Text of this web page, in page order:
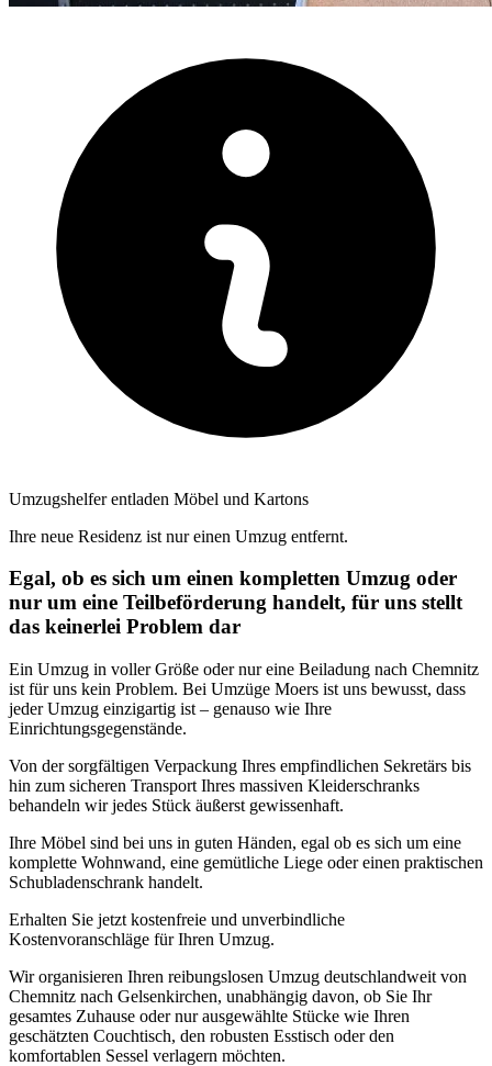
Umzugshelfer entladen Möbel und Kartons
Ihre neue Residenz ist nur einen Umzug entfernt.
Egal, ob es sich um einen kompletten Umzug oder
nur um eine Teilbeförderung handelt, für uns stellt
das keinerlei Problem dar
Ein Umzug in voller Größe oder nur eine Beiladung nach Chemnitz
ist für uns kein Problem. Bei Umzüge Moers ist uns bewusst, dass
jeder Umzug einzigartig ist – genauso wie Ihre
Einrichtungsgegenstände.
Von der sorgfältigen Verpackung Ihres empfindlichen Sekretärs bis
hin zum sicheren Transport Ihres massiven Kleiderschranks
behandeln wir jedes Stück äußerst gewissenhaft.
Ihre Möbel sind bei uns in guten Händen, egal ob es sich um eine
komplette Wohnwand, eine gemütliche Liege oder einen praktischen
Schubladenschrank handelt.
Erhalten Sie jetzt kostenfreie und unverbindliche
Kostenvoranschläge für Ihren Umzug.
Wir organisieren Ihren reibungslosen Umzug deutschlandweit von
Chemnitz nach Gelsenkirchen, unabhängig davon, ob Sie Ihr
gesamtes Zuhause oder nur ausgewählte Stücke wie Ihren
geschätzten Couchtisch, den robusten Esstisch oder den
komfortablen Sessel verlagern möchten.